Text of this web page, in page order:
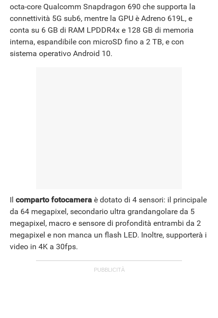
octa-core Qualcomm Snapdragon 690 che supporta la
connettività 5G sub6, mentre la GPU è Adreno 619L, e
conta su 6 GB di RAM LPDDR4x e 128 GB di memoria
interna, espandibile con microSD fino a 2 TB, e con
sistema operativo Android 10.
Il comparto fotocamera è dotato di 4 sensori: il principale
da 64 megapixel, secondario ultra grandangolare da 5
megapixel, macro e sensore di profondità entrambi da 2
megapixel e non manca un flash LED. Inoltre, supporterà i
video in 4K a 30fps.